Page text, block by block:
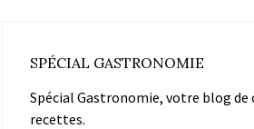
SPÉCIAL GASTRONOMIE
Spécial Gastronomie, votre blog de
recettes.